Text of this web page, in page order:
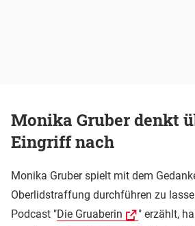
Monika Gruber denkt
Eingriff nach
Monika Gruber spielt mit dem
Oberlidstraffung durchführen zu
Podcast "Die Gruaberin
" erzählt,